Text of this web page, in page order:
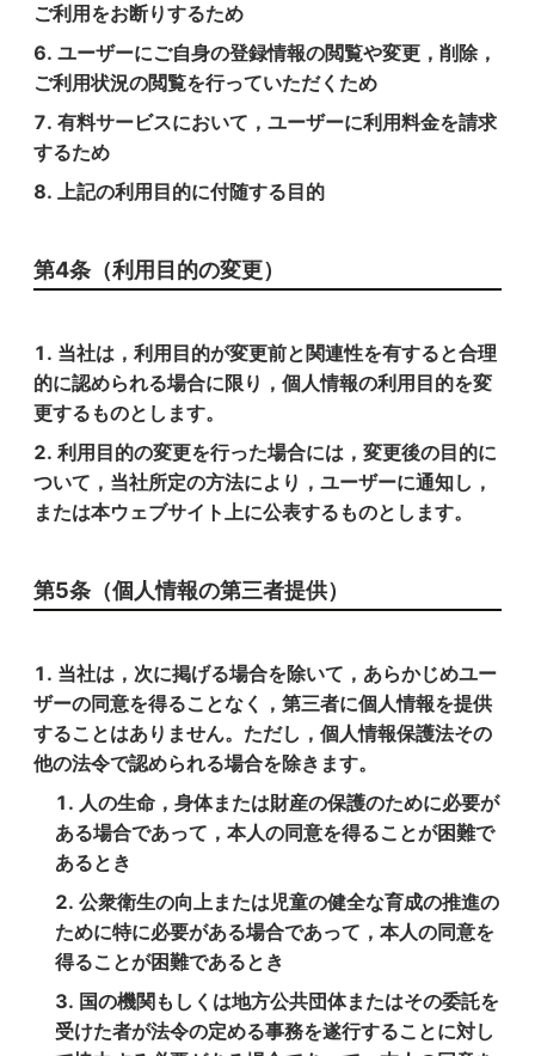
ご利用をお断りするため
ユーザーにご自身の登録情報の閲覧や変更，削除，
ご利用状況の閲覧を行っていただくため
有料サービスにおいて，ユーザーに利用料金を請求
するため
上記の利用目的に付随する目的
第4条（利用目的の変更）
当社は，利用目的が変更前と関連性を有すると合理
的に認められる場合に限り，個人情報の利用目的を変
更するものとします。
利用目的の変更を行った場合には，変更後の目的に
ついて，当社所定の方法により，ユーザーに通知し，
または本ウェブサイト上に公表するものとします。
第5条（個人情報の第三者提供）
当社は，次に掲げる場合を除いて，あらかじめユー
ザーの同意を得ることなく，第三者に個人情報を提供
することはありません。ただし，個人情報保護法その
他の法令で認められる場合を除きます。
人の生命，身体または財産の保護のために必要が
ある場合であって，本人の同意を得ることが困難で
あるとき
公衆衛生の向上または児童の健全な育成の推進の
ために特に必要がある場合であって，本人の同意を
得ることが困難であるとき
国の機関もしくは地方公共団体またはその委託を
受けた者が法令の定める事務を遂行することに対し